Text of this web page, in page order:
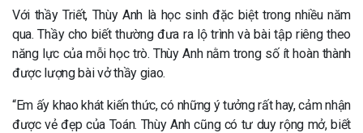
Với thầy Triết, Thùy Anh là học sinh đặc biệt trong nhiều năm
qua. Thầy cho biết thường đưa ra lộ trình và bài tập riêng theo
năng lực của mỗi học trò. Thùy Anh nằm trong số ít hoàn thành
được lượng bài vở thầy giao.
“Em ấy khao khát kiến thức, có những ý tưởng rất hay, cảm nhận
được vẻ đẹp của Toán. Thùy Anh cũng có tư duy rộng mở, biết